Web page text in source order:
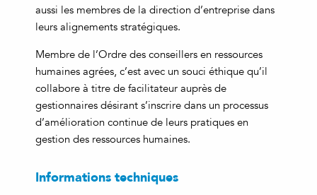
aussi les membres de la direction d’entreprise dans
leurs alignements stratégiques.
Membre de l’Ordre des conseillers en ressources
humaines agrées, c’est avec un souci éthique qu’il
collabore à titre de facilitateur auprès de
gestionnaires désirant s’inscrire dans un processus
d’amélioration continue de leurs pratiques en
gestion des ressources humaines.
Informations techniques